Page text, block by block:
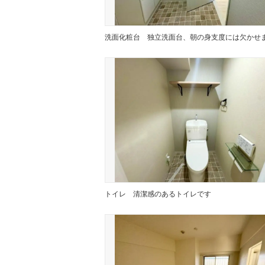
洗面化粧台 独立洗面台、朝の身支度には欠かせ
トイレ 清潔感のあるトイレです